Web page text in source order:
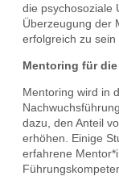
die psychosoziale
Überzeugung der
erfolgreich zu sein
Mentoring für
Mentoring wird in
dazu, den Anteil
erhöhen. Einige
erfahrene